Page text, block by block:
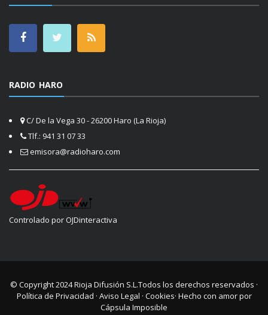
RADIO HARO
C/ De la Vega 30 - 26200 Haro (La Rioja)
Tlf.: 941 31 07 33
emisora@radioharo.com
Controlado por OJDinteractiva
© Copyright 2024Rioja Difusión S.L.Todos los derechos reservados ·
Política de Privacidad · Aviso Legal · Cookies· Hecho con amor por
Cápsula Imposible